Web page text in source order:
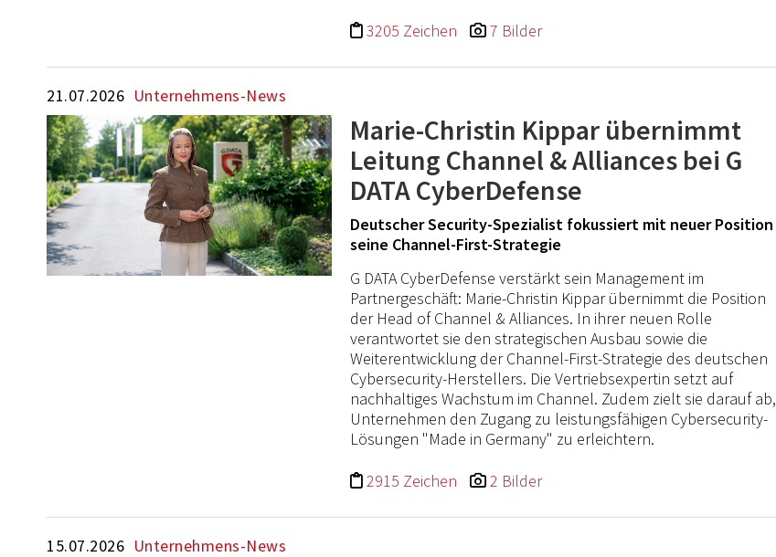
3205 Zeichen
7 Bilder
21.07.2026 Unternehmens-News
Marie-Christin Kippar übernimmt
Leitung Channel & Alliances bei G
DATA CyberDefense
Deutscher Security-Spezialist fokussiert mit neuer Position
seine Channel-First-Strategie
G DATA CyberDefense verstärkt sein Management im
Partnergeschäft: Marie-Christin Kippar übernimmt die Position
der Head of Channel & Alliances. In ihrer neuen Rolle
verantwortet sie den strategischen Ausbau sowie die
Weiterentwicklung der Channel-First-Strategie des deutschen
Cybersecurity-Herstellers. Die Vertriebsexpertin setzt auf
nachhaltiges Wachstum im Channel. Zudem zielt sie darauf ab,
Unternehmen den Zugang zu leistungsfähigen Cybersecurity-
Lösungen "Made in Germany" zu erleichtern.
2915 Zeichen
2 Bilder
15.07.2026 Unternehmens-News